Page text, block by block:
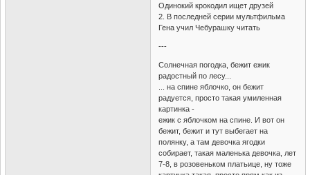
Одинокий крокодил ищет друзей
2. В последней серии мультфильма
Гена учил Чебурашку читать
---
Солнечная погодка, бежит ежик
радостный по лесу...
... на спине яблочко, он бежит
радуется, просто такая умиленная
картинка -
ежик с яблочком на спине. И вот он
бежит, бежит и тут выбегает на
полянку, а там девочка ягодки
собирает, такая маленька девочка, лет
7-8, в розовеньком платьице, ну тоже